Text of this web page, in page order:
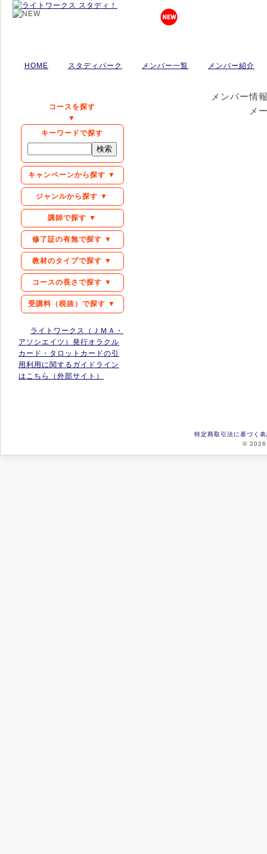
HOME スタディパーク メンバー一覧 メンバー紹介
コースを探す
▼
キーワードで探す
キャンペーンから探す ▼
ジャンルから探す ▼
講師で探す ▼
修了証の有無で探す ▼
教材のタイプで探す ▼
コースの長さで探す ▼
受講料（税抜）で探す ▼
ライトワークス（ＪＭＡ・
アソシエイツ）発行オラクル
カード・タロットカードの引
用利用に関するガイドライン
はこちら（外部サイト）
メンバー情
メ
特定商取引法に基づく
© 2026